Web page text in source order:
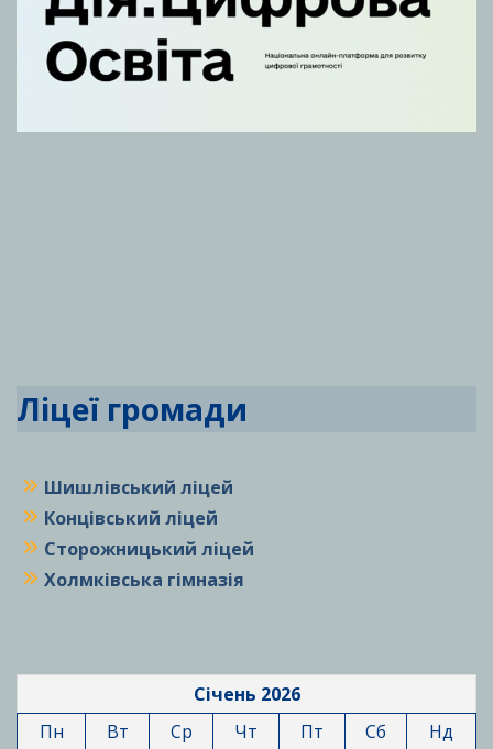
Ліцеї громади
Шишлівський ліцей
Концівський ліцей
Сторожницький ліцей
Холмківська гімназія
Січень 2026
Пн
Вт Ср Чт Пт Сб
Нд